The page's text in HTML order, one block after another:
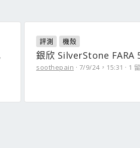
評測 機殼
銀欣 SilverStone FARA
soothepain 7/9/24，15:31 1